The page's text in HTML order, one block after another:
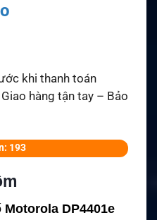
khi thanh toán
hàng tận tay – Bảo
193
DP4401e